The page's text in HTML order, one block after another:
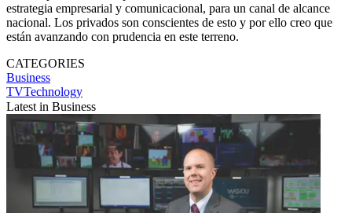
estrategia empresarial y comunicacional, para un canal de alcance
nacional. Los privados son conscientes de esto y por ello creo que
están avanzando con prudencia en este terreno.
CATEGORIES
Business
TVTechnology
Latest in Business